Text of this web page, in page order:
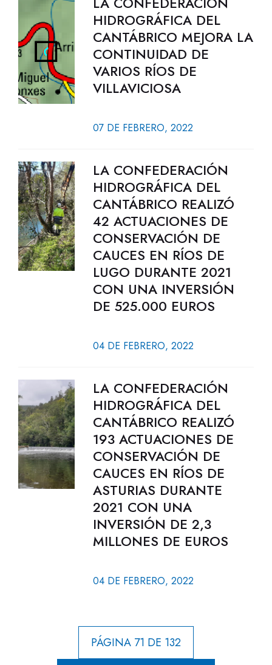
HIDROGRÁFICA DEL
CANTÁBRICO MEJORA LA
CONTINUIDAD DE
VARIOS RÍOS DE
VILLAVICIOSA
07 DE FEBRERO, 2022
LA CONFEDERACIÓN
HIDROGRÁFICA DEL
CANTÁBRICO REALIZÓ
42 ACTUACIONES DE
CONSERVACIÓN DE
CAUCES EN RÍOS DE
LUGO DURANTE 2021
CON UNA INVERSIÓN
DE 525.000 EUROS
04 DE FEBRERO, 2022
LA CONFEDERACIÓN
HIDROGRÁFICA DEL
CANTÁBRICO REALIZÓ
193 ACTUACIONES DE
CONSERVACIÓN DE
CAUCES EN RÍOS DE
ASTURIAS DURANTE
2021 CON UNA
INVERSIÓN DE 2,3
MILLONES DE EUROS
04 DE FEBRERO, 2022
PÁGINA 71 DE 132